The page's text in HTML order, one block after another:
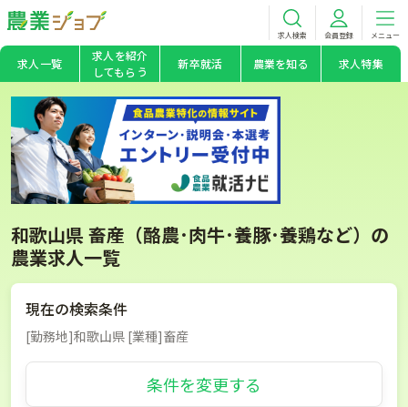
求人検索 会員登録 メニュー
求人一覧
求人を紹介
してもらう
新卒就活 農業を知る 求人特集
和歌山県 畜産（酪農･肉牛･養豚･養鶏など）の
農業求人一覧
現在の検索条件
[勤務地]和歌山県 [業種]畜産
条件を変更する